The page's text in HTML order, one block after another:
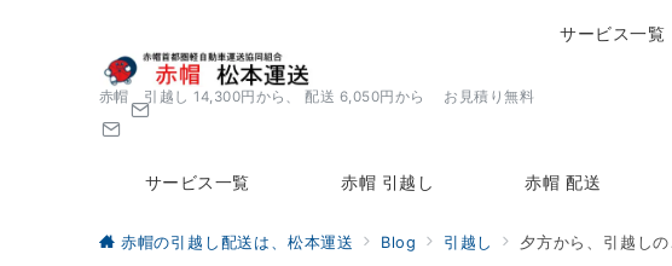
赤帽 引越し 14,300円から、 配送 6,050円から お見積り無料
サービス一覧 赤帽 引越し 赤帽 配送
サービス一覧
赤帽の引越し配送は、松本運送 Blog 引越し 夕方から、引越し